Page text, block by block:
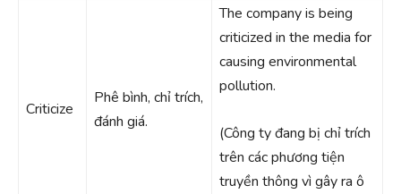
Criticize
Phê bình, chỉ trích,
đánh giá.
The company is being
criticized in the media for
causing environmental
pollution.
(Công ty đang bị chỉ trích
trên các phương tiện
truyền thông vì gây ra ô